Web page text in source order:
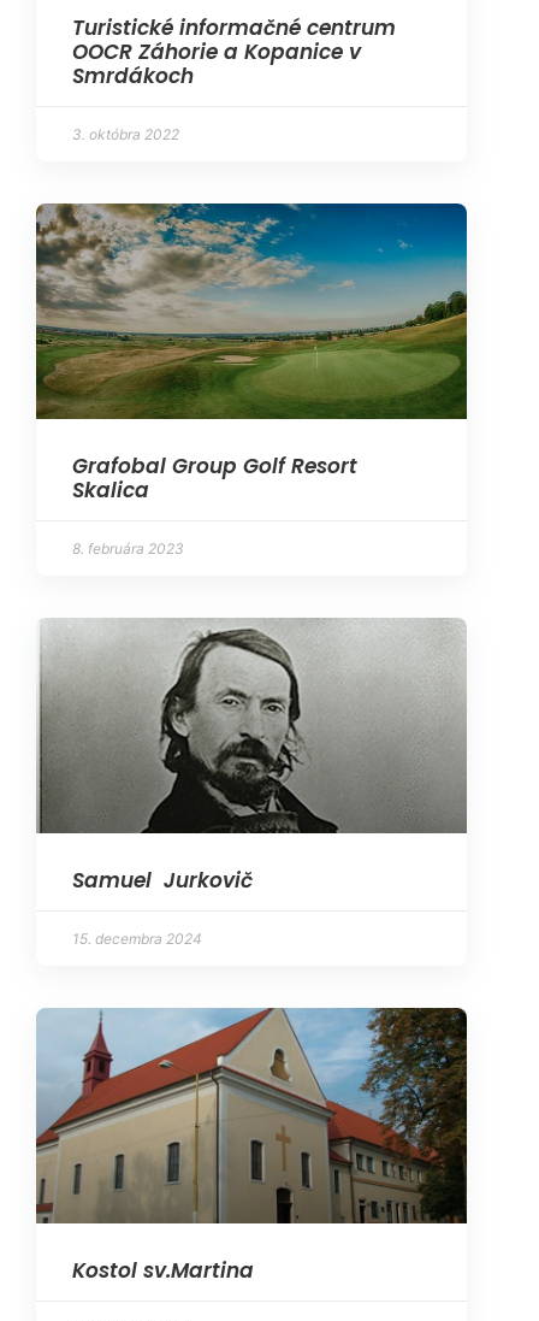
Turistické informačné centrum
OOCR Záhorie a Kopanice v
Smrdákoch
3. októbra 2022
Grafobal Group Golf Resort
Skalica
8. februára 2023
Samuel Jurkovič
15. decembra 2024
Kostol sv.Martina